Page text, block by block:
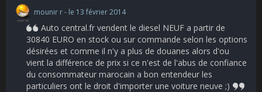
mounir r - le 13 février 2014
Auto central.fr vendent le diesel NEUF a partir de
30840 EURO en stock ou sur commande selon les options
désirées et comme il n'y a plus de douanes alors d'ou
vient la différence de prix si ce n'est de l'abus de confiance
du consommateur marocain a bon entendeur les
particuliers ont le droit d'importer une voiture neuve ;)